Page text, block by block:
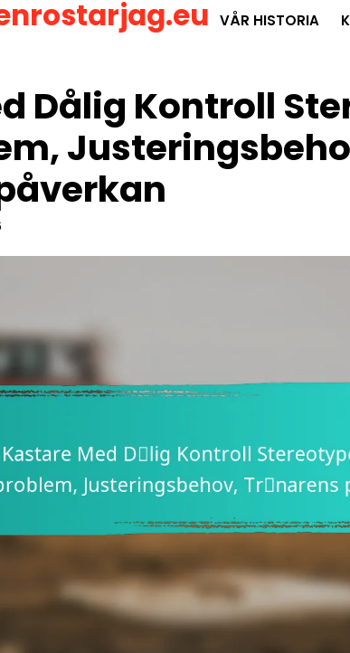
VÅR HISTORIA
Dålig Kontroll